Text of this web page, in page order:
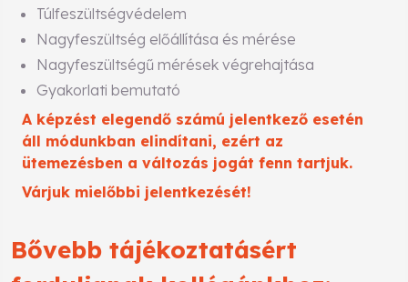
Túlfeszültségvédelem
Nagyfeszültség előállítása és mérése
Nagyfeszültségű mérések végrehajtása
Gyakorlati bemutató
A képzést elegendő számú jelentkező esetén
áll módunkban elindítani, ezért az
ütemezésben a változás jogát fenn tartjuk.
Várjuk mielőbbi jelentkezését!
Bővebb tájékoztatásért